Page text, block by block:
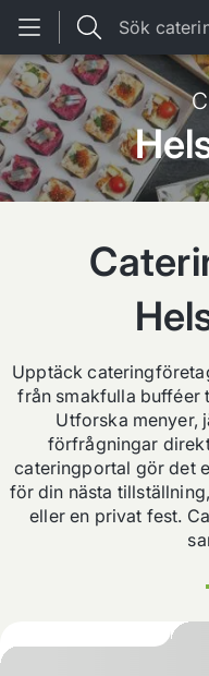
Sök
Upptäck
från smakfulla bufféer
Utforska menyer,
förfrågningar
cateringportal gör det
för din nästa
eller en privat fest.